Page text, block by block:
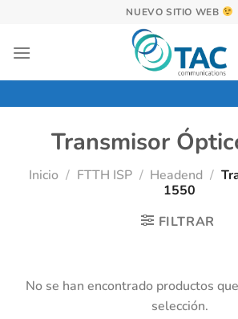
contenido
NUEVO SITIO WEB
Transmisor
Inicio / FTTH ISP / Headend /
1550
FILTRAR
No se han encontrado productos
selección.